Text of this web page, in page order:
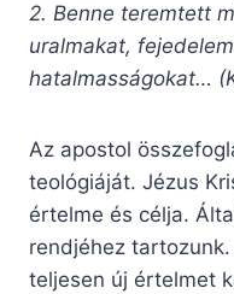
2. Benne teremtett
uralmakat,
hatalmasságokat…
Az apostol
teológiáját. Jézus
értelme és célja.
rendjéhez
teljesen új értelmet